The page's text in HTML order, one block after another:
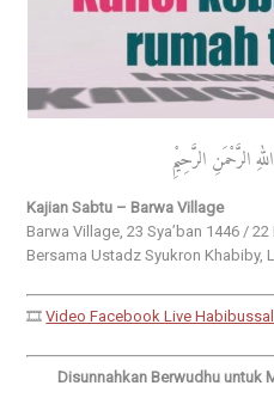
اللهِ الرَّحْمَنِ الرَّحِيْمِ
Kajian Sabtu – Barwa Village
Barwa Village, 23 Sya’ban 1446 /
Bersama Ustadz Syukron Khabiby,
🎞️Video Facebook Live
Disunnahkan Berwudhu untuk